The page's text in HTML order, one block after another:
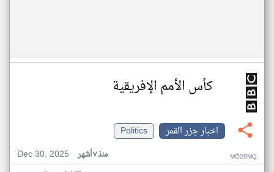
كأس الأمم الإفريقية
اخبار جزر القمر
Politics
Dec 30, 2025
منذ ٧ أشهر MO29MQ